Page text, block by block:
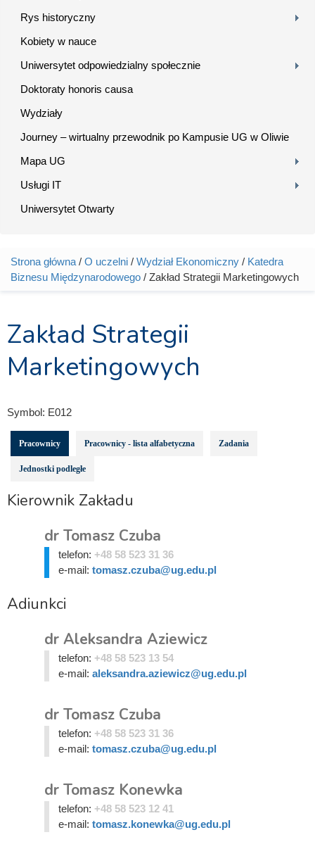
Rys historyczny
Kobiety w nauce
Uniwersytet odpowiedzialny społecznie
Doktoraty honoris causa
Wydziały
Journey – wirtualny przewodnik po Kampusie UG w Oliwie
Mapa UG
Usługi IT
Uniwersytet Otwarty
Jesteś tutaj
Strona główna / O uczelni / Wydział Ekonomiczny / Katedra
Biznesu Międzynarodowego / Zakład Strategii Marketingowych
Zakład Strategii
Marketingowych
Symbol: E012
Pracownicy Pracownicy - lista alfabetyczna Zadania
Jednostki podległe
Kierownik Zakładu
dr Tomasz Czuba
telefon: +48 58 523 31 36
e-mail: tomasz.czuba@ug.edu.pl
Adiunkci
dr Aleksandra Aziewicz
telefon: +48 58 523 13 54
e-mail: aleksandra.aziewicz@ug.edu.pl
dr Tomasz Czuba
telefon: +48 58 523 31 36
e-mail: tomasz.czuba@ug.edu.pl
dr Tomasz Konewka
telefon: +48 58 523 12 41
e-mail: tomasz.konewka@ug.edu.pl